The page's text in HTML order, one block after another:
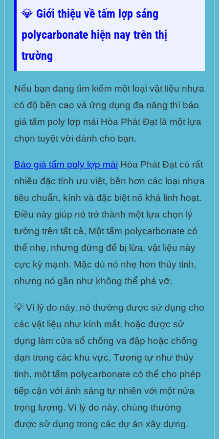
💎 Giới thiệu về tấm lợp sáng
polycarbonate hiện nay trên thị
trường
Nếu bạn đang tìm kiếm một loại vật liệu nhựa
có độ bền cao và ứng dụng đa năng thì báo
giá tấm poly lợp mái Hòa Phát Đạt là một lựa
chọn tuyệt vời dành cho bạn.
Báo giá tấm poly lợp mái Hòa Phát Đạt có rất
nhiều đặc tính ưu việt, bền hơn các loại nhựa
tiêu chuẩn, kính và đặc biệt nó khá linh hoạt.
Điều này giúp nó trở thành một lựa chọn lý
tưởng trên tất cả, Một tấm polycarbonate có
thể nhẹ, nhưng đừng để bị lừa, vật liệu này
cực kỳ mạnh. Mặc dù nó nhẹ hơn thủy tinh,
nhưng nó gần như không thể phá vỡ.
💡 Vì lý do này, nó thường được sử dụng cho
các vật liệu như kính mắt, hoặc được sử
dụng làm cửa sổ chống va đập hoặc chống
đạn trong các khu vực, Tương tự như thủy
tinh, một tấm polycarbonate có thể cho phép
tiếp cận với ánh sáng tự nhiên với một nửa
trọng lượng. Vì lý do này, chúng thường
được sử dụng trong các dự án xây dựng.